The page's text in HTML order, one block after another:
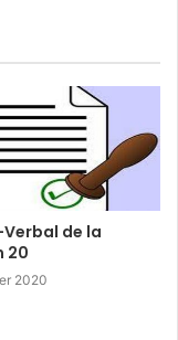
de la
20
2020